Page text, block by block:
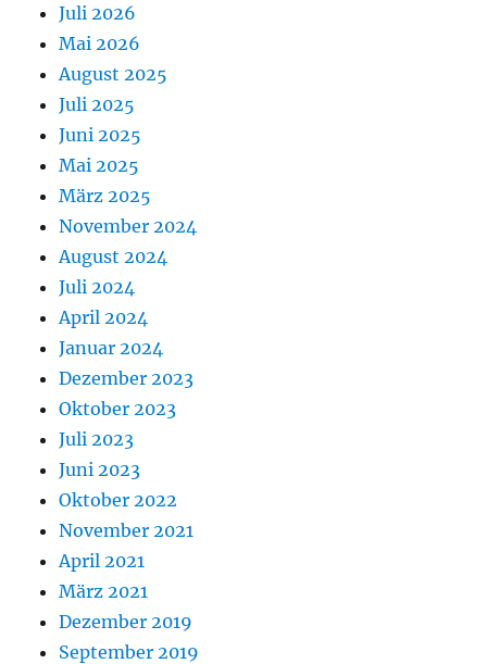
Juli 2026
Mai 2026
August 2025
Juli 2025
Juni 2025
Mai 2025
März 2025
November 2024
August 2024
Juli 2024
April 2024
Januar 2024
Dezember 2023
Oktober 2023
Juli 2023
Juni 2023
Oktober 2022
November 2021
April 2021
März 2021
Dezember 2019
September 2019